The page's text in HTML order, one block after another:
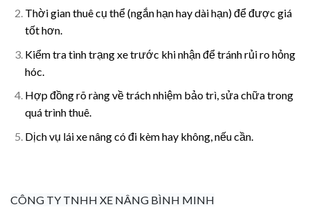
Thời gian thuê cụ thể (ngắn hạn hay dài hạn) để được giá
tốt hơn.
Kiểm tra tình trạng xe trước khi nhận để tránh rủi ro hỏng
hóc.
Hợp đồng rõ ràng về trách nhiệm bảo trì, sửa chữa trong
quá trình thuê.
Dịch vụ lái xe nâng có đi kèm hay không, nếu cần.
CÔNG TY TNHH XE NÂNG BÌNH MINH